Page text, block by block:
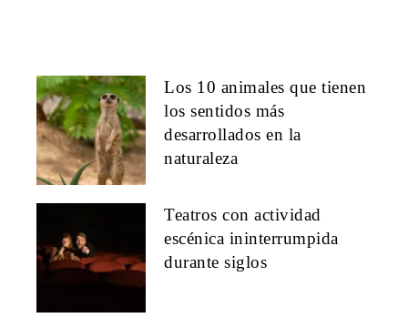
Los 10 animales que tienen
los sentidos más
desarrollados en la
naturaleza
Teatros con actividad
escénica ininterrumpida
durante siglos